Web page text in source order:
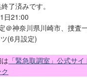
了済みです。
日21:00
＠神奈川県川崎市、捜査
(6月設定)
「緊急取調室」公式サイ